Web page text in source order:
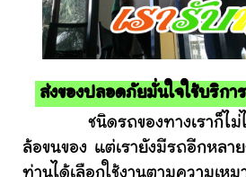
ส่งของปลอดภัยมั่นใจใช้บริกา
ชนิดรถของทางเราก็ไม่ไ
ล้อขนของ แต่เรายังมีรถอีกหลา